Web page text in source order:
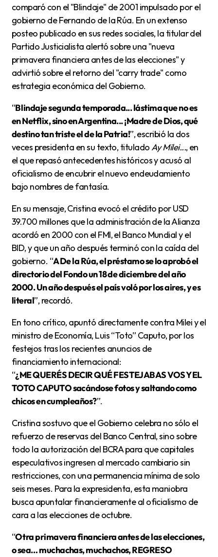
comparó con el "Blindaje" de 2001 impulsado por el
gobierno de Fernando de la Rúa. En un extenso
posteo publicado en sus redes sociales, la titular del
Partido Justicialista alertó sobre una "nueva
primavera financiera antes de las elecciones" y
advirtió sobre el retorno del "carry trade" como
estrategia económica del Gobierno.
“Blindaje segunda temporada... lástima que no es
en Netflix, sino en Argentina... ¡Madre de Dios, qué
destino tan triste el de la Patria!”, escribió la dos
veces presidenta en su texto, tituladoAy Milei..., en
el que repasó antecedentes históricos y acusó al
oficialismo de encubrir el nuevo endeudamiento
bajo nombres de fantasía.
En su mensaje, Cristina evocó el crédito por USD
39.700 millones que la administración de la Alianza
acordó en 2000 con el FMI, el Banco Mundial y el
BID, y que un año después terminó con la caída del
gobierno. “A De la Rúa, el préstamo se lo aprobó el
directorio del Fondo un 18 de diciembre del año
2000. Un año después el país voló por los aires, y es
literal”, recordó.
En tono crítico, apuntó directamente contra Milei y el
ministro de Economía, Luis “Toto” Caputo, por los
festejos tras los recientes anuncios de
financiamiento internacional:
“¿ME QUERÉS DECIR QUÉ FESTEJABAS VOS Y EL
TOTO CAPUTO sacándose fotos y saltando como
chicos en cumpleaños?”.
Cristina sostuvo que el Gobierno celebra no sólo el
refuerzo de reservas del Banco Central, sino sobre
todo la autorización del BCRA para que capitales
especulativos ingresen al mercado cambiario sin
restricciones, con una permanencia mínima de solo
seis meses. Para la expresidenta, esta maniobra
busca apuntalar financieramente al oficialismo de
cara a las elecciones de octubre.
“Otra primavera financiera antes de las elecciones,
o sea… muchachas, muchachos, REGRESO